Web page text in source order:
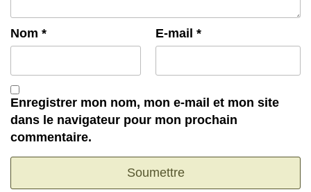
Nom * E-mail *
Enregistrer mon nom, mon e-mail et mon site
dans le navigateur pour mon prochain
commentaire.